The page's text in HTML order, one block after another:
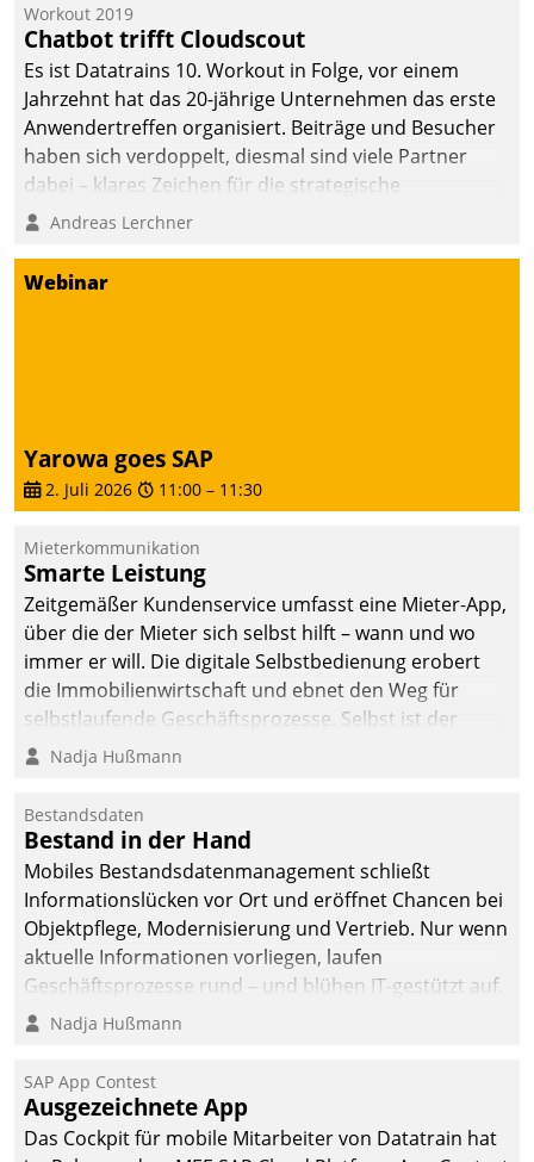
Datatrain. Die meravis
Wohnungsbau- und
Immobilien GmbH hat
sich dabei für den Betrieb
der Lösung über die SAP
Cloud Platform
entschieden - als erstes
Unternehmen am
Wohnungsmarkt.
Workout 2019
Chatbot trifft Cloudscout
Es ist Datatrains 10. Workout in Folge, vor einem
Jahrzehnt hat das 20-jährige Unternehmen das erste
Anwendertreffen organisiert. Beiträge und Besucher
haben sich verdoppelt, diesmal sind viele Partner
dabei – klares Zeichen für die strategische
Fokussierung auf den Kunden.
Andreas Lerchner
Webinar
Yarowa goes SAP
2. Juli 2026 11:00 – 11:30
Mieterkommunikation
Smarte Leistung
Zeitgemäßer Kundenservice umfasst eine Mieter-App,
über die der Mieter sich selbst hilft – wann und wo
immer er will. Die digitale Selbstbedienung erobert
die Immobilienwirtschaft und ebnet den Weg für
selbstlaufende Geschäftsprozesse. Selbst ist der
Kunde und smart der Serviceanbieter.
Nadja Hußmann
Bestandsdaten
Bestand in der Hand
Mobiles Bestandsdatenmanagement schließt
Informationslücken vor Ort und eröffnet Chancen bei
Objektpflege, Modernisierung und Vertrieb. Nur wenn
aktuelle Informationen vorliegen, laufen
Geschäftsprozesse rund – und blühen IT-gestützt auf.
Nadja Hußmann
SAP App Contest
Ausgezeichnete App
Das Cockpit für mobile Mitarbeiter von Datatrain hat